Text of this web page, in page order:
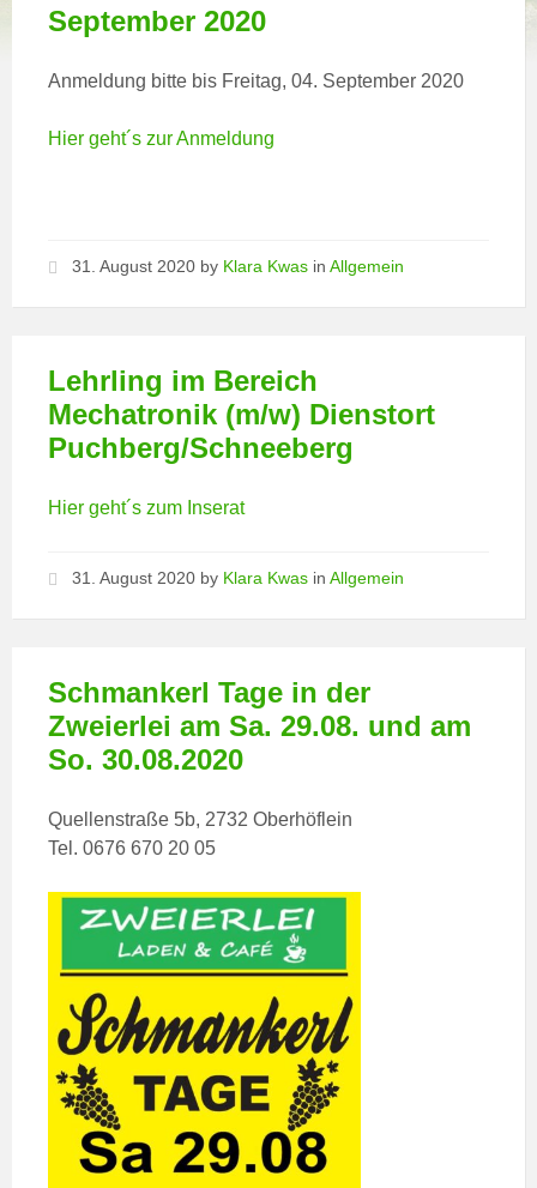
September 2020
Anmeldung bitte bis Freitag, 04. September 2020
Hier geht´s zur Anmeldung
31. August 2020 by Klara Kwas in Allgemein
Lehrling im Bereich
Mechatronik (m/w) Dienstort
Puchberg/Schneeberg
Hier geht´s zum Inserat
31. August 2020 by Klara Kwas in Allgemein
Schmankerl Tage in der
Zweierlei am Sa. 29.08. und am
So. 30.08.2020
Quellenstraße 5b, 2732 Oberhöflein
Tel. 0676 670 20 05